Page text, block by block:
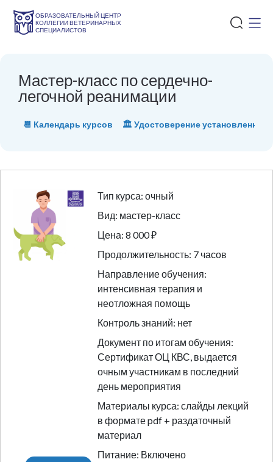
ОБРАЗОВАТЕЛЬНЫЙ ЦЕНТР
КОЛЛЕГИИ ВЕТЕРИНАРНЫХ
СПЕЦИАЛИСТОВ
Мастер-класс по сердечно-
легочной реанимации
📆 Календарь курсов 🏛 Удостоверение
Тип курса: очный
Вид: мастер-класс
Цена: 8 000 ₽
Продолжительность: 7 часов
Направление обучения:
интенсивная терапия и
неотложная помощь
Контроль знаний: нет
Документ по итогам обучения:
Сертификат ОЦ КВС, выдается
очным участникам в последний
день мероприятия
Материалы курса: слайды лекций
в формате pdf + раздаточный
материал
Питание: Включено